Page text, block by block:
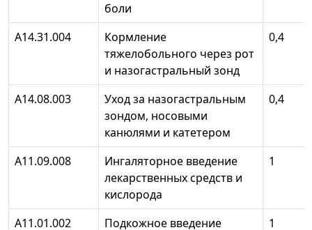
боли
А14.31.004
Кормление
тяжелобольного через рот
и назогастральный зонд
0,4
А14.08.003
Уход за назогастральным
зондом, носовыми
канюлями и катетером
0,4
А11.09.008
Ингаляторное введение
лекарственных средств и
кислорода
1
А11.01.002
Подкожное введение
1